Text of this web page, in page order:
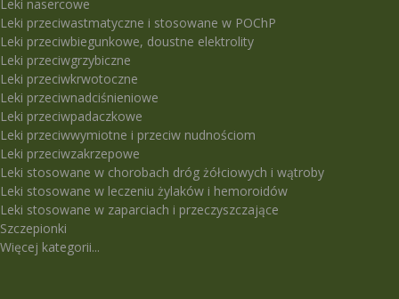
Leki nasercowe
Leki przeciwastmatyczne i stosowane w POChP
Leki przeciwbiegunkowe, doustne elektrolity
Leki przeciwgrzybiczne
Leki przeciwkrwotoczne
Leki przeciwnadciśnieniowe
Leki przeciwpadaczkowe
Leki przeciwwymiotne i przeciw nudnościom
Leki przeciwzakrzepowe
Leki stosowane w chorobach dróg żółciowych i wątroby
Leki stosowane w leczeniu żylaków i hemoroidów
Leki stosowane w zaparciach i przeczyszczające
Szczepionki
Więcej kategorii...